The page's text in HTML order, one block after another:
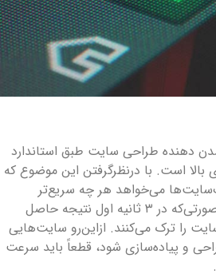
دهنده طراحی سایت طبق استاندارد
است. با درنظرگرفتن این موضوع که
می‌خواهد هر چه سریع‌تر
اطلاعات را دریافت کنند، درصورتی‌که در ۳ ثانیه اول نتیجه حاصل
را ترک می‌کنند. ازاین‌رو سایت‌هایی
و پیاده‌سازی شود، قطعاً باید سرعت